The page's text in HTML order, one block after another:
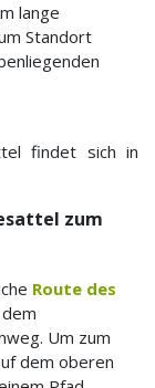
lange
Standort
findet sich in
zum
Route des
Um zum
dem oberen